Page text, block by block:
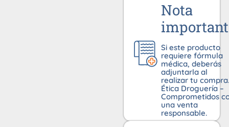
Nota
Si este producto
requiere fórmula
médica, deberás
adjuntarla al
realizar tu compra.
Ética Droguería –
Comprometidos
una venta
responsable.